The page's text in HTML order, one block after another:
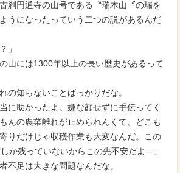
刹円通寺の山号である〝瑞木山〞の瑞を
うになったっていう二つの説があるんだ
」
山には1300年以上の長い歴史があるって
の知らないことばっかりだな。
に助かったよ。嫌な顔せずに手伝ってく
んの農業離れが止められんくて、どこも
りだけじゃ収穫作業も大変なんだ。この
か残っていないからこの先不安だよ…」
不足は大きな問題なんだな。